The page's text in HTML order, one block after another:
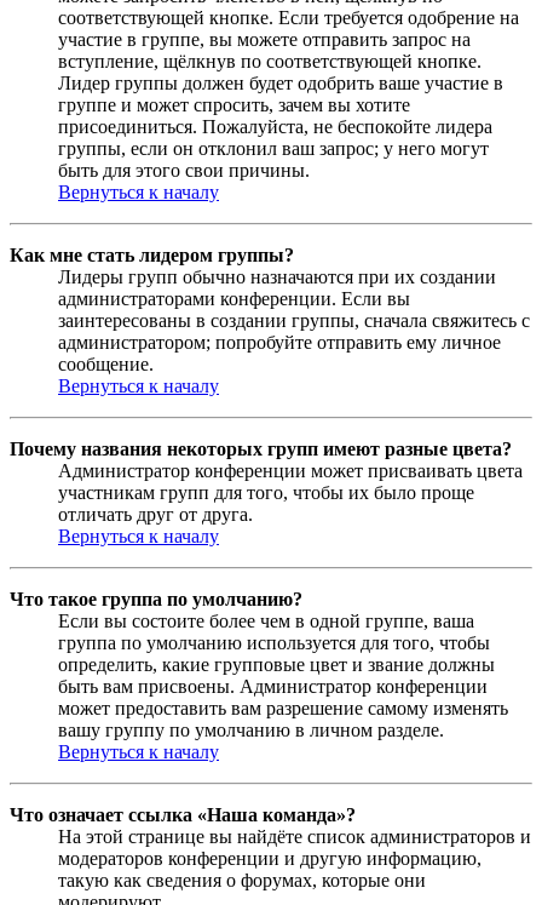
соответствующей кнопке. Если требуется одобрение на
участие в группе, вы можете отправить запрос на
вступление, щёлкнув по соответствующей кнопке.
Лидер группы должен будет одобрить ваше участие в
группе и может спросить, зачем вы хотите
присоединиться. Пожалуйста, не беспокойте лидера
группы, если он отклонил ваш запрос; у него могут
быть для этого свои причины.
Вернуться к началу
Как мне стать лидером группы?
Лидеры групп обычно назначаются при их создании
администраторами конференции. Если вы
заинтересованы в создании группы, сначала свяжитесь с
администратором; попробуйте отправить ему личное
сообщение.
Вернуться к началу
Почему названия некоторых групп имеют разные цвета?
Администратор конференции может присваивать цвета
участникам групп для того, чтобы их было проще
отличать друг от друга.
Вернуться к началу
Что такое группа по умолчанию?
Если вы состоите более чем в одной группе, ваша
группа по умолчанию используется для того, чтобы
определить, какие групповые цвет и звание должны
быть вам присвоены. Администратор конференции
может предоставить вам разрешение самому изменять
вашу группу по умолчанию в личном разделе.
Вернуться к началу
Что означает ссылка «Наша команда»?
На этой странице вы найдёте список администраторов и
модераторов конференции и другую информацию,
такую как сведения о форумах, которые они